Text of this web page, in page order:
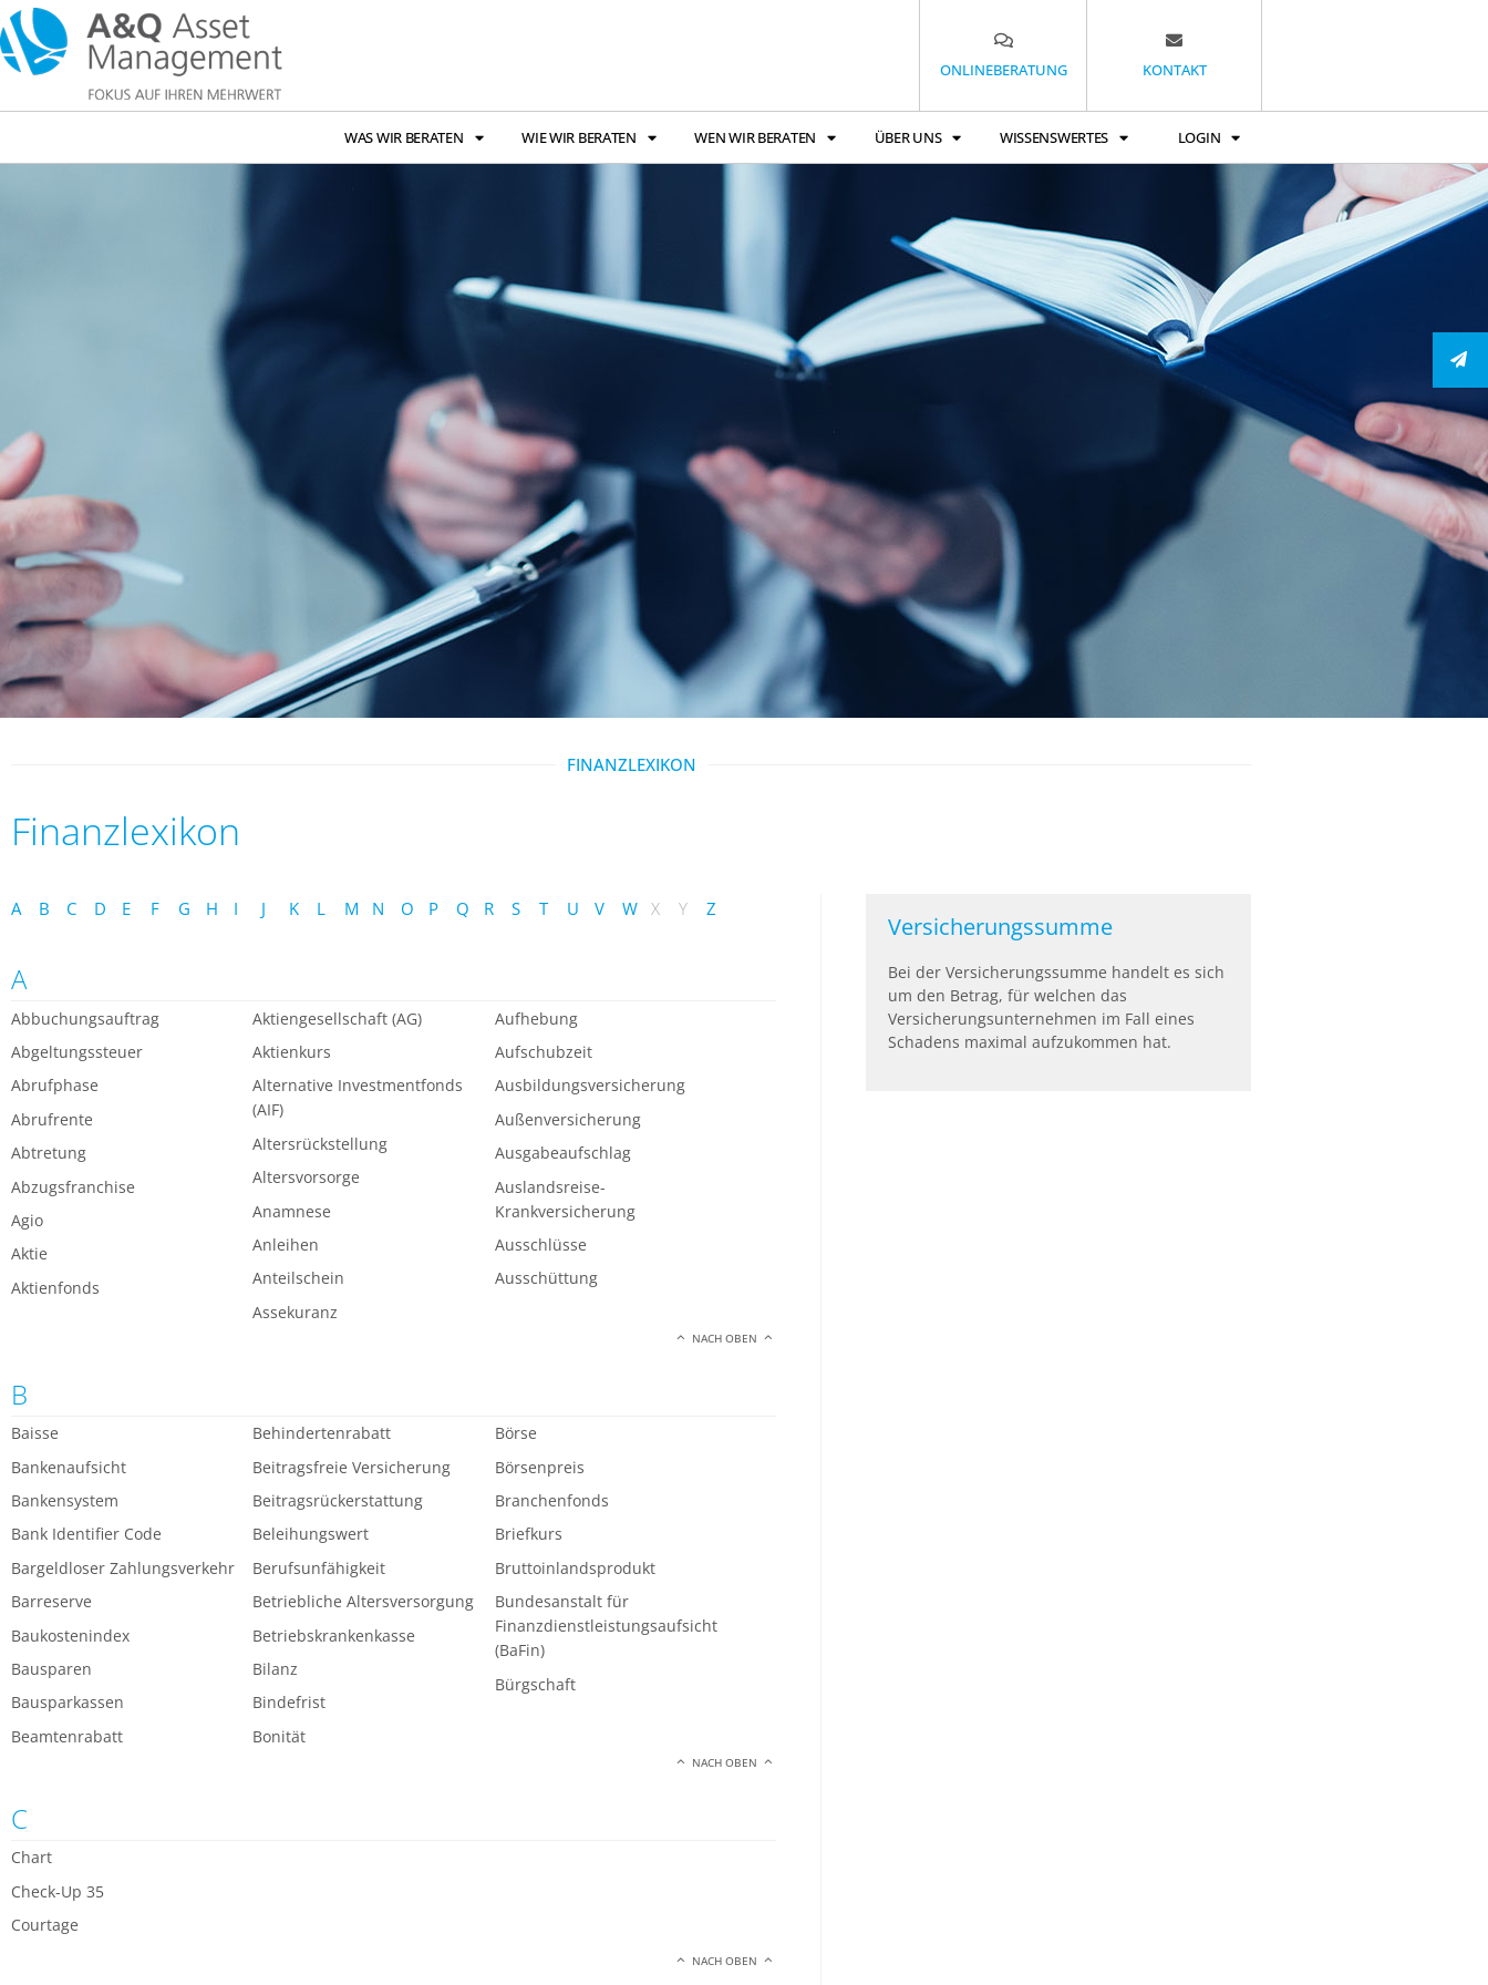
ONLINEBERATUNG KONTAKT
WAS WIR BERATEN WIE WIR BERATEN WEN WIR BERATEN ÜBER UNS WISSENSWERTES LOGIN
FINANZLEXIKON
Finanzlexikon
A B C D E F G H I J K L M N O P Q R S T U V W X Y Z
A
Abbuchungsauftrag
Abgeltungssteuer
Abrufphase
Abrufrente
Abtretung
Abzugsfranchise
Agio
Aktie
Aktienfonds
Aktiengesellschaft (AG)
Aktienkurs
Alternative Investmentfonds
(AIF)
Altersrückstellung
Altersvorsorge
Anamnese
Anleihen
Anteilschein
Assekuranz
Aufhebung
Aufschubzeit
Ausbildungsversicherung
Außenversicherung
Ausgabeaufschlag
Auslandsreise-
Krankversicherung
Ausschlüsse
Ausschüttung
NACH OBEN
B
Baisse
Bankenaufsicht
Bankensystem
Bank Identifier Code
Bargeldloser Zahlungsverkehr
Barreserve
Baukostenindex
Bausparen
Bausparkassen
Beamtenrabatt
Behindertenrabatt
Beitragsfreie Versicherung
Beitragsrückerstattung
Beleihungswert
Berufsunfähigkeit
Betriebliche Altersversorgung
Betriebskrankenkasse
Bilanz
Bindefrist
Bonität
Börse
Börsenpreis
Branchenfonds
Briefkurs
Bruttoinlandsprodukt
Bundesanstalt für
Finanzdienstleistungsaufsicht
(BaFin)
Bürgschaft
NACH OBEN
C
Chart
Check-Up 35
Courtage
NACH OBEN
Versicherungssumme
Bei der Versicherungssumme handelt es sich
um den Betrag, für welchen das
Versicherungsunternehmen im Fall eines
Schadens maximal aufzukommen hat.